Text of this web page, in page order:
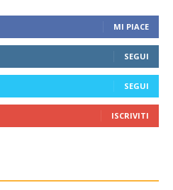
MI PIACE
SEGUI
SEGUI
ISCRIVITI